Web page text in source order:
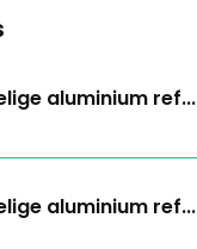
aluminium ref...
aluminium ref...